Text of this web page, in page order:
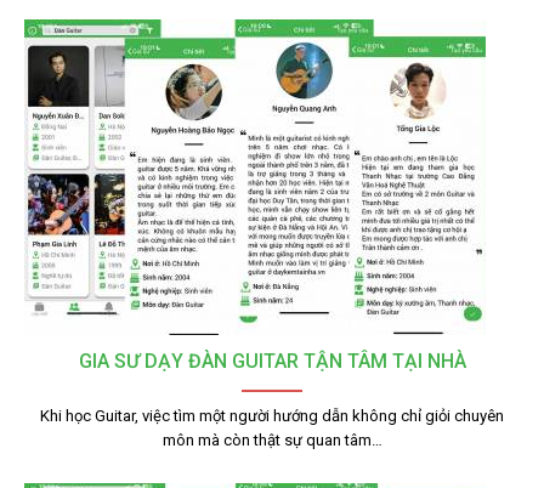
GIA SƯ DẠY ĐÀN GUITAR TẬN TÂM TẠI NHÀ
Khi học Guitar, việc tìm một người hướng dẫn không chỉ giỏi chuyên
môn mà còn thật sự quan tâm…